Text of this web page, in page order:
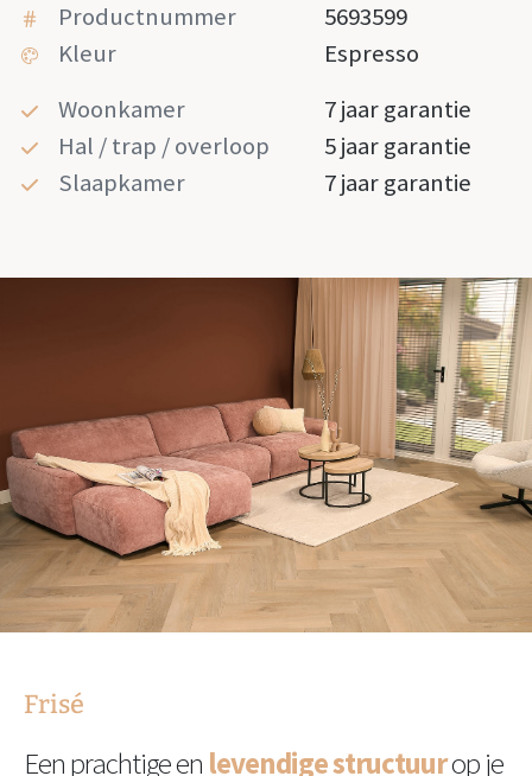
Productnummer
5693599
Kleur
Espresso
Woonkamer
7 jaar garantie
Hal / trap / overloop
5 jaar garantie
Slaapkamer
7 jaar garantie
Frisé
Een prachtige en levendige structuurop je